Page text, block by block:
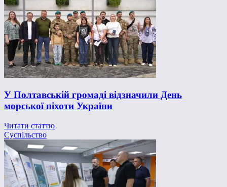
У Полтавській громаді відзначили День
морської піхоти України
Читати статтю
Суспільство